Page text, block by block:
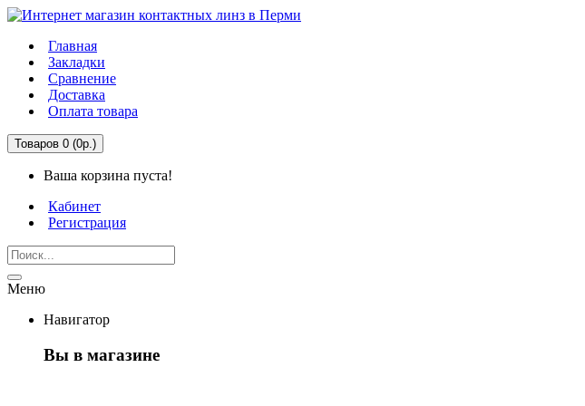
Главная
Закладки
Сравнение
Доставка
Оплата товара
Товаров 0 (0р.)
Ваша корзина пуста!
Кабинет
Регистрация
Меню
Навигатор
Вы в магазине